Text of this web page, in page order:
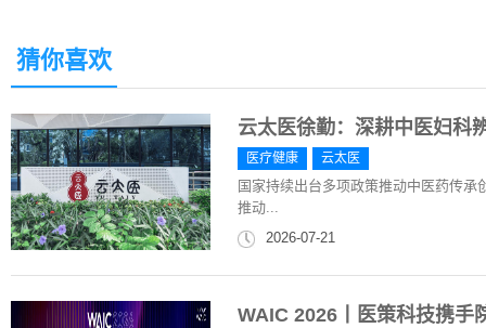
猜你喜欢
云太医徐勤：深耕中医妇科
医疗健康 云太医
国家持续出台多项政策推动中医药传承
推动...
2026-07-21
WAIC 2026丨医策科技携手